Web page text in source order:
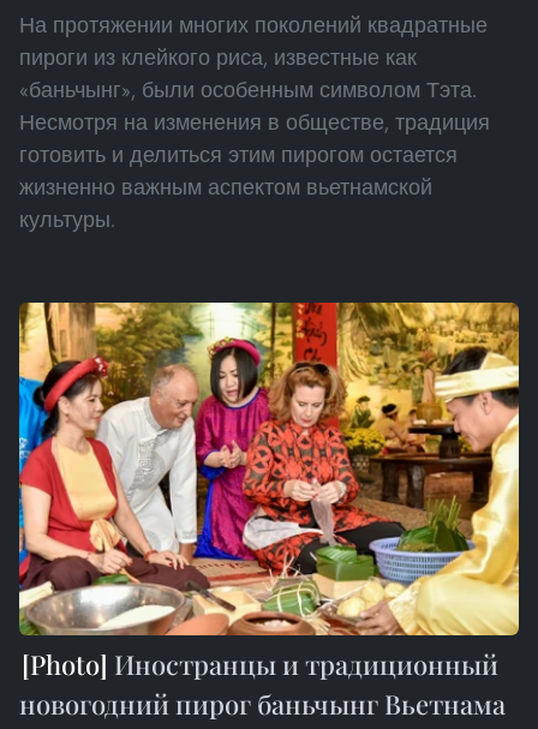
На протяжении многих поколений квадратные
пироги из клейкого риса, известные как
«баньчынг», были особенным символом Тэта.
Несмотря на изменения в обществе, традиция
готовить и делиться этим пирогом остается
жизненно важным аспектом вьетнамской
культуры.
Иностранцы и традиционный
новогодний пирог баньчынг Вьетнама